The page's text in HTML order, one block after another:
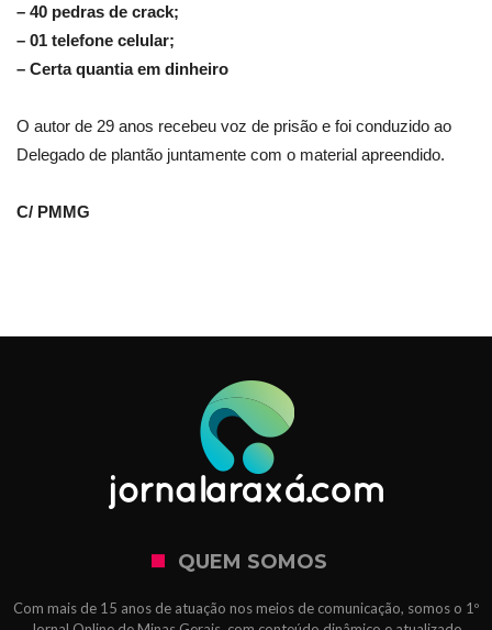
– 40 pedras de crack;
– 01 telefone celular;
– Certa quantia em dinheiro
O autor de 29 anos recebeu voz de prisão e foi conduzido ao
Delegado de plantão juntamente com o material apreendido.
C/ PMMG
QUEM SOMOS
Com mais de 15 anos de atuação nos meios de comunicação, somos o 1º